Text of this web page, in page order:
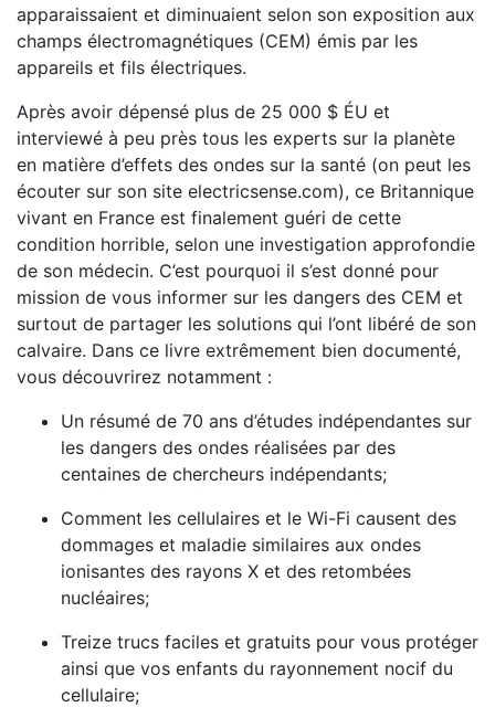
apparaissaient et diminuaient selon son exposition aux
champs électromagnétiques (CEM) émis par les
appareils et fils électriques.
Après avoir dépensé plus de 25 000 $ ÉU et
interviewé à peu près tous les experts sur la planète
en matière d’effets des ondes sur la santé (on peut les
écouter sur son site electricsense.com), ce Britannique
vivant en France est finalement guéri de cette
condition horrible, selon une investigation approfondie
de son médecin. C’est pourquoi il s’est donné pour
mission de vous informer sur les dangers des CEM et
surtout de partager les solutions qui l’ont libéré de son
calvaire. Dans ce livre extrêmement bien documenté,
vous découvrirez notamment :
Un résumé de 70 ans d’études indépendantes sur
les dangers des ondes réalisées par des
centaines de chercheurs indépendants;
Comment les cellulaires et le Wi-Fi causent des
dommages et maladie similaires aux ondes
ionisantes des rayons X et des retombées
nucléaires;
Treize trucs faciles et gratuits pour vous protéger
ainsi que vos enfants du rayonnement nocif du
cellulaire;